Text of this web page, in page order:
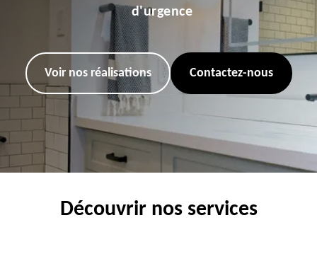
d'urgence
Voir nos réalisations Contactez-nous
Découvrir nos services